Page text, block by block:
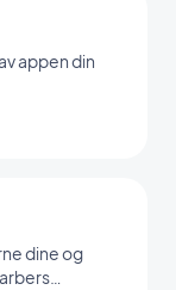
appen din
dine og